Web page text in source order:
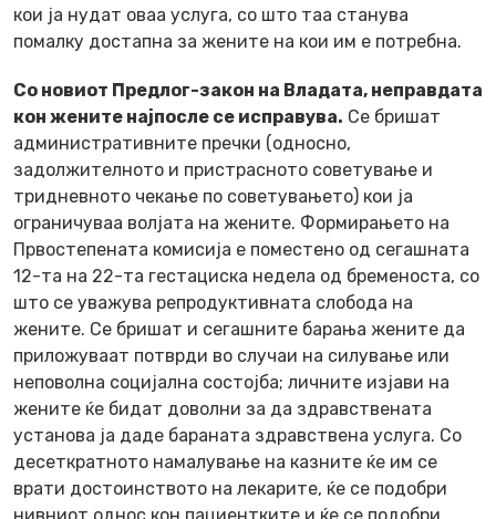
кои ја нудат оваа услуга, со што таа станува
помалку достапна за жените на кои им е потребна.
Со новиот Предлог-закон на Владата, неправдата
кон жените најпосле се исправува. Се бришат
административните пречки (односно,
задолжителното и пристрасното советување и
тридневното чекање по советувањето) кои ја
ограничуваа волјата на жените. Формирањето на
Првостепената комисија е поместено од сегашната
12-та на 22-та гестациска недела од бременоста, со
што се уважува репродуктивната слобода на
жените. Се бришат и сегашните барања жените да
приложуваат потврди во случаи на силување или
неповолна социјална состојба; личните изјави на
жените ќе бидат доволни за да здравствената
установа ја даде бараната здравствена услуга. Со
десеткратното намалување на казните ќе им се
врати достоинството на лекарите, ќе се подобри